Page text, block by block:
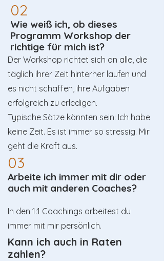
02
Wie weiß ich, ob dieses
Programm Workshop der
richtige für mich ist?
Der Workshop richtet sich an alle, die
täglich ihrer Zeit hinterher laufen und
es nicht schaffen, ihre Aufgaben
erfolgreich zu erledigen.
Typische Sätze könnten sein: Ich habe
keine Zeit. Es ist immer so stressig. Mir
geht die Kraft aus.
03
Arbeite ich immer mit dir oder
auch mit anderen Coaches?
In den 1:1 Coachings arbeitest du
immer mit mir persönlich.
Kann ich auch in Raten
zahlen?